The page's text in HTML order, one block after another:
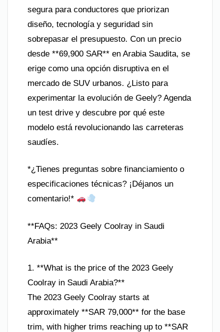
segura para conductores que priorizan
diseño, tecnología y seguridad sin
sobrepasar el presupuesto. Con un precio
desde **69,900 SAR** en Arabia Saudita, se
erige como una opción disruptiva en el
mercado de SUV urbanos. ¿Listo para
experimentar la evolución de Geely? Agenda
un test drive y descubre por qué este
modelo está revolucionando las carreteras
saudíes.
*¿Tienes preguntas sobre financiamiento o
especificaciones técnicas? ¡Déjanos un
comentario!*
**FAQs: 2023 Geely Coolray in Saudi
Arabia**
1. **What is the price of the 2023 Geely
Coolray in Saudi Arabia?**
The 2023 Geely Coolray starts at
approximately **SAR 79,000** for the base
trim, with higher trims reaching up to **SAR